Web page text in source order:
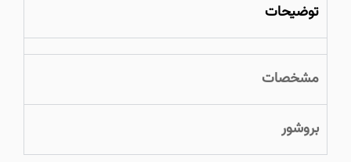
توضیحات
مشخصات
بروشور